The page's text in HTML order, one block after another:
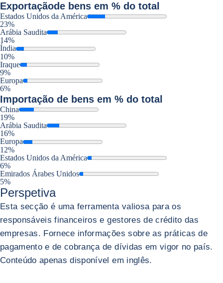
Exportaçãode bens em % do total
Estados Unidos da América
23%
Arábia Saudita
14%
Índia
10%
Iraque
9%
Europa
6%
Importação de bens em % do total
China
19%
Arábia Saudita
16%
Europa
12%
Estados Unidos da América
6%
Emirados Árabes Unidos
5%
Perspetiva
Esta secção é uma ferramenta valiosa para os
responsáveis financeiros e gestores de crédito das
empresas. Fornece informações sobre as práticas de
pagamento e de cobrança de dívidas em vigor no país.
Conteúdo apenas disponível em inglês.